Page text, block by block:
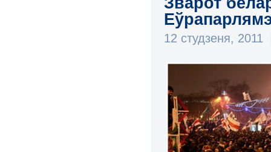
12 студзеня, 2011